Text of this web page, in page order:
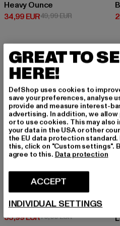
Heavy Ounce
34,99 EUR
Prix courant: 34,99 EUR
49,99 EURPrix en
-30%
55,99 EUR
Prix courant: 55,99 EUR
79,99 EURPrix en
-
GREAT TO
HERE!
DefShop uses cookies to
save your preferences, analyse
provide and measure interest-
advertising. In addition, we
or to use cookies. This may
your data in the USA or other
the EU data protection
this, click on "Custom settings".
agree to this. Data protection
ACCEPT
INDIVIDUAL SETTINGS